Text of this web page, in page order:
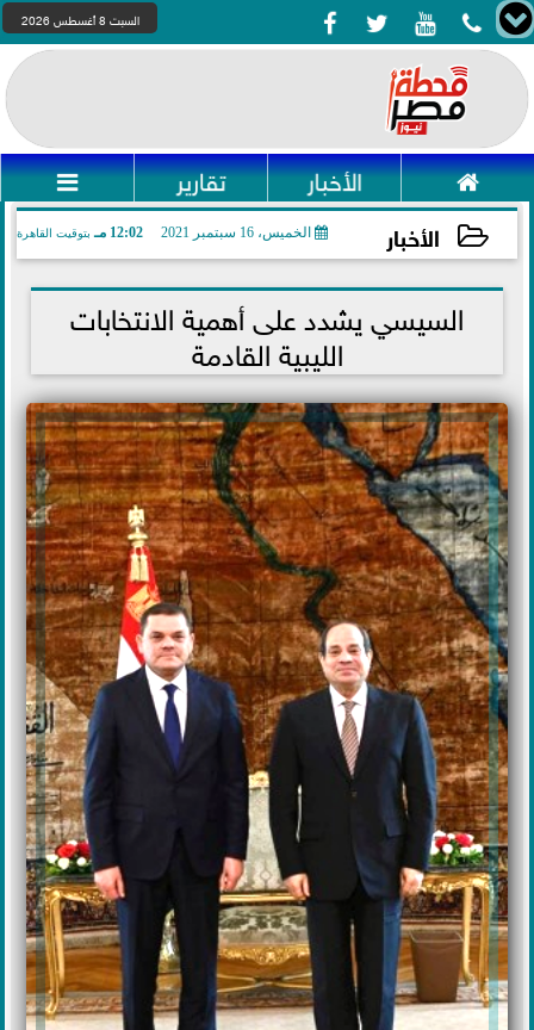
    السبت 8 أغسطس 2026
 الأخبار تقارير 
الأخبار الخميس، 16 سبتمبر 2021 12:02 مـ بتوقيت القاهرة
2021-09-16 12:02:36السيسي يشدد على أهمية الانتخابات
الليبية القادمة